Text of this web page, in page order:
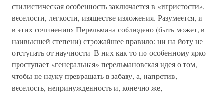
стилистическая особенность заключается в «игристости»,
веселости, легкости, изяществе изложения. Разумеется, и
в этих сочинениях Перельмана соблюдено (быть может, в
наивысшей степени) строжайшее правило: ни на йоту не
отступать от научности. В них как-то по-особенному ярко
проступает «генеральная» перельмановская идея о том,
чтобы не науку превращать в забаву, а, напротив,
веселость, непринужденность и, конечно же,